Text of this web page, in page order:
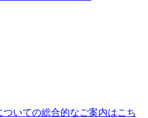
ついての総合的なご案内はこち